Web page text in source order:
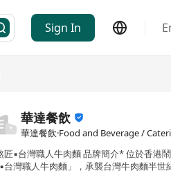
Sign In
華達餐飲
華達餐飲·Food and Beverage /
▪︎台灣職人牛肉麵 品牌簡介* 位於香港鬧市中的「熬
台灣職人牛肉麵」，承襲台灣牛肉麵半世